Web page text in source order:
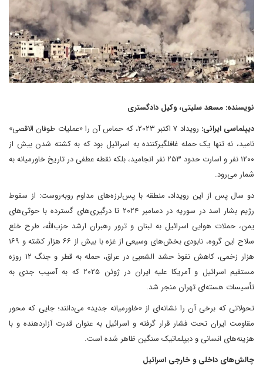
نویسنده: مسعد سلیتی، وکیل دادگستری
دیپلماسی ایرانی:
رویداد ۷ اکتبر ۲۰۲۳، که حماس آن را «عملیات طوفان الاقصی»
نامید، نه تنها یک حمله غافلگیرکننده به اسرائیل بود که به کشته شدن بیش از
۱۲۰۰ نفر و اسارت حدود ۲۵۳ نفر انجامید، بلکه نقطه عطفی در تاریخ خاورمیانه به
شمار می‌رود.
دو سال پس از این رویداد، منطقه با پس‌لرزه‌های مداوم روبه‌روست: از سقوط
رژیم بشار اسد در سوریه در دسامبر ۲۰۲۴ تا درگیری‌های گسترده با حوثی‌های
یمن، حملات هوایی اسرائیل به لبنان و ترور رهبران ارشد حزب‌الله، طرح خلع
سلاح این گروه، نابودی بخش‌های وسیعی از غزه با بیش از ۶۶ هزار کشته و ۱۶۹
هزار زخمی، کاهش نفوذ حشد الشعبی در عراق، حمله به قطر و جنگ ۱۲ روزه
مستقیم اسرائیل و آمریکا علیه ایران در ژوئن ۲۰۲۵ که به آسیب جدی به
تأسیسات هسته‌ای تهران منجر شد.
تحولاتی که برخی آن را نشانه‌ای از «خاورمیانه جدید» می‌دانند؛ جایی که محور
مقاومت ایران تحت فشار قرار گرفته و اسرائیل به عنوان قدرت آزاردهنده و با
هزینه‌های انسانی و دیپلماتیک سنگین ظاهر شده است.
چالش‌های داخلی و خارجی اسرائیل